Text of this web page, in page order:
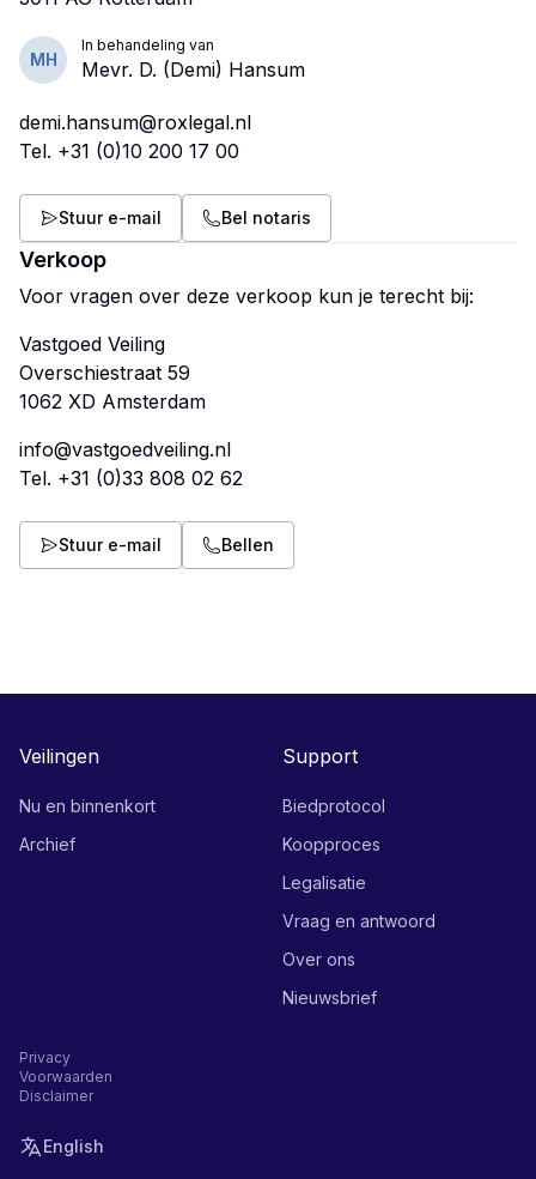
MH
In behandeling van
Mevr. D. (Demi) Hansum
demi.hansum@roxlegal.nl
Tel. +31 (0)10 200 17 00
Stuur e-mail Bel notaris
Verkoop
Voor vragen over deze verkoop kun je terecht bij:
Vastgoed Veiling
Overschiestraat 59
info@vastgoedveiling.nl
Tel. +31 (0)33 808 02 62
Stuur e-mail Bellen
Veilingen
Nu en binnenkort
Archief
Support
Biedprotocol
Koopproces
Legalisatie
Vraag en antwoord
Over ons
Nieuwsbrief
Privacy
Voorwaarden
Disclaimer
English